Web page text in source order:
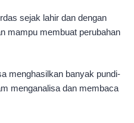
sejak lahir dan dengan
mampu membuat perubahan
menghasilkan banyak pundi-
menganalisa dan membaca